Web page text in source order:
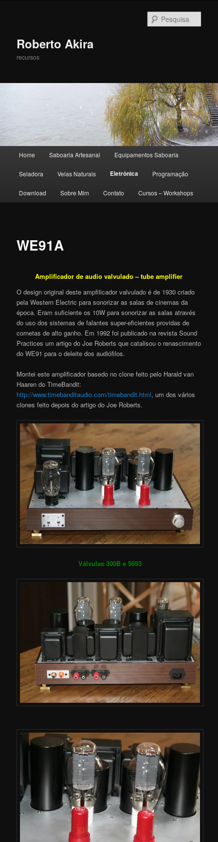
Roberto Akira
recursos
Pular para o conteúdo principal
Pular para o conteúdo secundário
Home Saboaria Artesanal Equipamentos Saboaria
Seladora Velas Naturais Eletrônica Programação
Download Sobre Mim Contato Cursos – Workshops
WE91A
Amplificador de audio valvulado – tube amplifier
O design original deste ampfilicador valvulado é de 1930 criado
pela Western Electric para sonorizar as salas de cinemas da
época. Eram suficiente os 10W para sonorizar as salas através
do uso dos sistemas de falantes super-eficientes providas de
cornetas de alto ganho. Em 1992 foi publicado na revista Sound
Practices um artigo do Joe Roberts que catalisou o renascimento
do WE91 para o deleite dos audiófilos.
Montei este amplificador basedo no clone feito pelo Harald van
Haaren do TimeBandit:
http://www.timebanditaudio.com/timebandit.html, um dos vários
clones feito depois do artigo do Joe Roberts.
Válvulas 300B e 5693